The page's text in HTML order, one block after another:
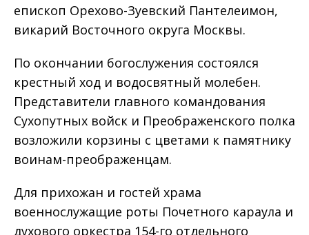
епископ Орехово-Зуевский Пантелеимон,
викарий Восточного округа Москвы.
По окончании богослужения состоялся
крестный ход и водосвятный молебен.
Представители главного командования
Сухопутных войск и Преображенского полка
возложили корзины с цветами к памятнику
воинам-преображенцам.
Для прихожан и гостей храма
военнослужащие роты Почетного караула и
духового оркестра 154-го отдельного